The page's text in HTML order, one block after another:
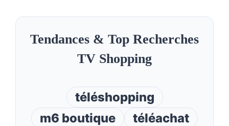
Tendances & Top Recherches
TV Shopping
téléshopping
m6 boutique
téléachat